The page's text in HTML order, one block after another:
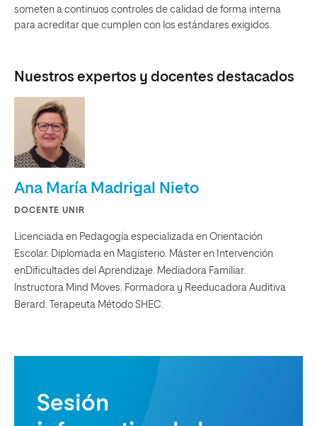
someten a continuos controles de calidad de forma interna
para acreditar que cumplen con los estándares exigidos.
Nuestros expertos y docentes destacados
Ana María Madrigal Nieto
DOCENTE UNIR
Licenciada en Pedagogía especializada en Orientación
Escolar. Diplomada en Magisterio. Máster en Intervención
enDificultades del Aprendizaje. Mediadora Familiar.
lnstructora Mind Moves. Formadora y Reeducadora Auditiva
Berard. Terapeuta Método SHEC.
Sesión